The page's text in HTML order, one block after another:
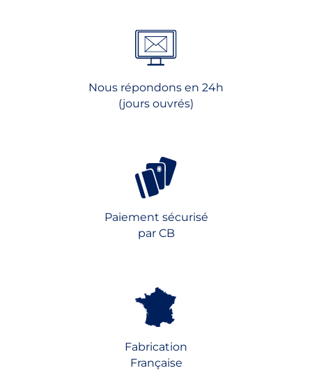
Nous répondons en 24h
(jours ouvrés)
Paiement sécurisé
par CB
Fabrication
Française